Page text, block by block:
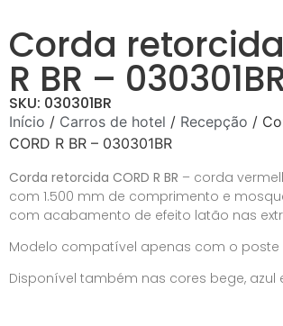
Corda retorcida
R BR –
SKU: 030301BR
Início / Carros de hotel / Recepção /
CORD R BR – 030301BR
Corda retorcida CORD R BR – corda
com 1.500 mm de comprimento e
com acabamento de efeito latão nas
Modelo compatível apenas com o poste
Disponível também nas cores bege, azul